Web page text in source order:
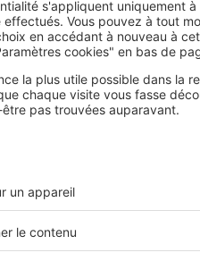
pouvez :
votre crédit immobilier
qui doit rester sous la barre
judicieux.
pour conserver de